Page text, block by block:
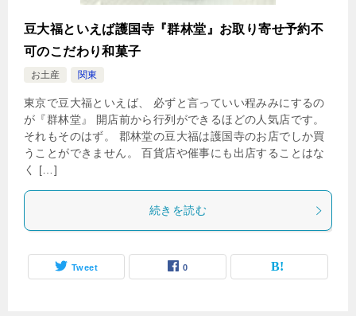
豆大福といえば護国寺『群林堂』お取り寄せ予約不
可のこだわり和菓子
お土産 関東
東京で豆大福といえば、 必ずと言っていい程みみにするの
が『群林堂』 開店前から行列ができるほどの人気店です。
それもそのはず。 郡林堂の豆大福は護国寺のお店でしか買
うことができません。 百貨店や催事にも出店することはな
く […]
続きを読む
Tweet 0